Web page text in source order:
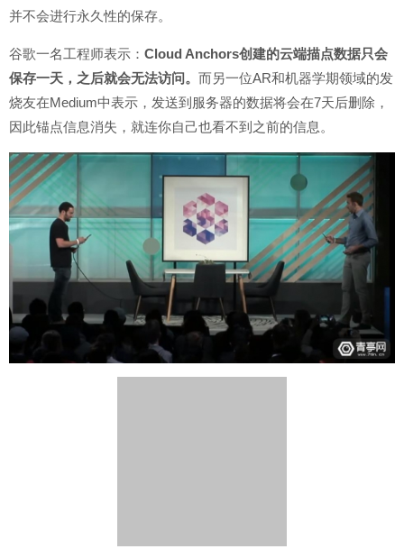
并不会进行永久性的保存。
谷歌一名工程师表示： Cloud Anchors创建的云端描点数据只会
保存一天，之后就会无法访问。 而另一位AR和机器学期领域的发
烧友在Medium中表示，发送到服务器的数据将会在7天后删除，
因此锚点信息消失，就连你自己也看不到之前的信息。